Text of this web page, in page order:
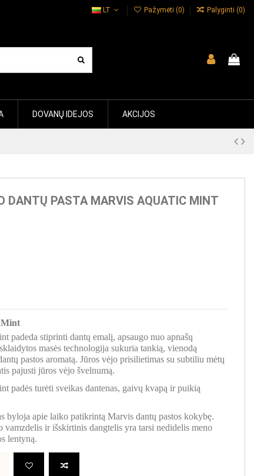
LT Pažymėti (0) Palyginti (0)
DOVANŲ IDEJOS AKCIJOS
DANTŲ PASTA MARVIS AQUATIC MINT
Mint
padeda stiprinti dantų emalį, apsaugo nuo apnašų
masės technologija sukuria tankią, vienodą
pastos aromatą. Jūros vėjo prisilietimas su subtiliu mėtų
pajusti jūros vėjo švelnumą.
padės turėti sveikas dantenas, gaivų kvapą ir puikią
byloja apie laiko patikrintą Marvis dantų pastos kokybę.
ir išskirtinis dangtelis yra tarsi nedidelis meno
lentyną.